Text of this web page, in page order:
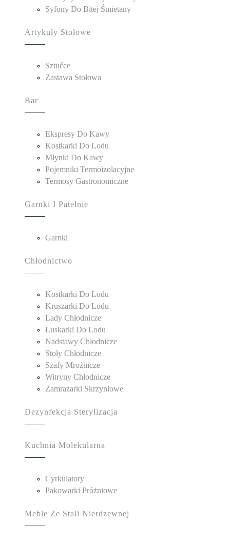
Syfony Do Bitej Śmietany
Artykuły Stołowe
Sztućce
Zastawa Stołowa
Bar
Ekspresy Do Kawy
Kostkarki Do Lodu
Młynki Do Kawy
Pojemniki Termoizolacyjne
Termosy Gastronomiczne
Garnki I Patelnie
Garnki
Chłodnictwo
Kostkarki Do Lodu
Kruszarki Do Lodu
Lady Chłodnicze
Łuskarki Do Lodu
Nadstawy Chłodnicze
Stoły Chłodnicze
Szafy Mroźnicze
Witryny Chłodnicze
Zamrażarki Skrzyniowe
Dezynfekcja Sterylizacja
Kuchnia Molekularna
Cyrkulatory
Pakowarki Próżniowe
Meble Ze Stali Nierdzewnej